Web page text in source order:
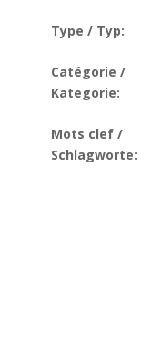
Type / Typ:
Catégorie /
Kategorie:
Mots clef /
Schlagworte: